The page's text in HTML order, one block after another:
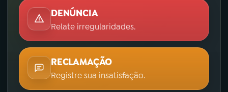
DENÚNCIA
Relate irregularidades.
RECLAMAÇÃO
Registre sua insatisfação.